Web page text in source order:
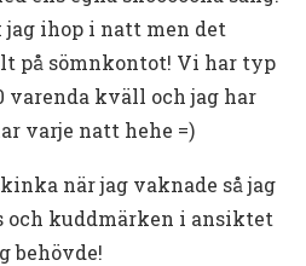
ihop i natt men det
på sömnkontot! Vi har typ
varenda kväll och jag har
varje natt hehe =)
när jag vaknade så jag
och kuddmärken i ansiktet
behövde!